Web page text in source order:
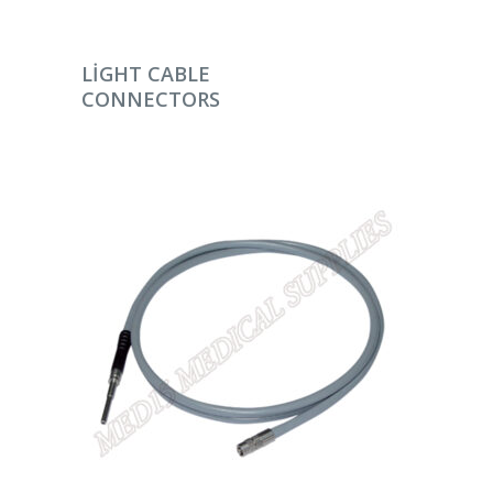
DEVAMINI OKU
LIGHT CABLE
CONNECTORS